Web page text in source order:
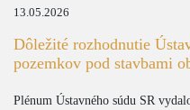
13.05.2026
Dôležité rozhodnutie
pozemkov pod stavbami
Plénum Ústavného súdu SR